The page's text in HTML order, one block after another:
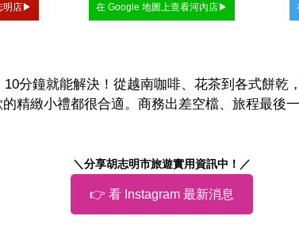
明店▶ 在 Google 地圖上查看河內店▶
10分鐘就能解決！從越南咖啡、花茶到各式餅乾
精緻小禮都很合適。商務出差空檔、旅程最後一
＼分享胡志明市旅遊實用資訊中！／
👉 看 Instagram 最新消息